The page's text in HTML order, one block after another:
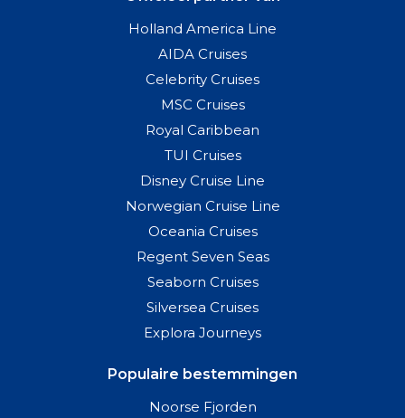
Holland America Line
AIDA Cruises
Celebrity Cruises
MSC Cruises
Royal Caribbean
TUI Cruises
Disney Cruise Line
Norwegian Cruise Line
Oceania Cruises
Regent Seven Seas
Seaborn Cruises
Silversea Cruises
Explora Journeys
Populaire bestemmingen
Noorse Fjorden